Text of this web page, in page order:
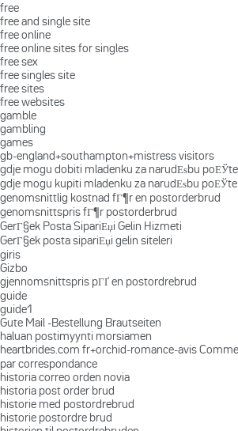
free
free and single site
free online
free online sites for singles
free sex
free singles site
free sites
free websites
gamble
gambling
games
gb-england+southampton+mistress visitors
gdje mogu dobiti mladenku za narudЕѕbu poЕЎte
gdje mogu kupiti mladenku za narudЕѕbu poЕЎte
genomsnittlig kostnad fГ¶r en postorderbrud
genomsnittspris fГ¶r postorderbrud
GerГ§ek Posta SipariЕџi Gelin Hizmeti
GerГ§ek posta sipariЕџi gelin siteleri
giris
Gizbo
gjennomsnittspris pГҐ en postordrebrud
guide
guide1
Gute Mail -Bestellung Brautseiten
haluan postimyynti morsiamen
heartbrides.com fr+orchid-romance-avis
par correspondance
historia correo orden novia
historia post order brud
historie med postordrebrud
historie postordre brud